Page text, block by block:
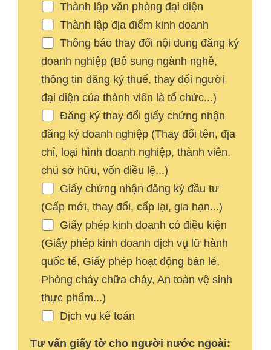
Thành lập văn phòng đại diện
Thành lập địa điểm kinh doanh
Thông báo thay đổi nội dung đăng ký
doanh nghiệp (Bổ sung ngành nghề,
thông tin đăng ký thuế, thay đổi người
đại diện của thành viên là tổ chức...)
Đăng ký thay đổi giấy chứng nhận
đăng ký doanh nghiệp (Thay đổi tên, địa
chỉ, loại hình doanh nghiệp, thành viên,
chủ sở hữu, vốn điều lệ...)
Giấy chứng nhận đăng ký đầu tư
(Cấp mới, thay đổi, cấp lại, gia hạn...)
Giấy phép kinh doanh có điều kiện
(Giấy phép kinh doanh dịch vụ lữ hành
quốc tế, Giấy phép hoạt động bán lẻ,
Phòng cháy chữa cháy, An toàn vệ sinh
thực phẩm...)
Dịch vụ kế toán
Tư vấn giấy tờ cho người nước ngoài: